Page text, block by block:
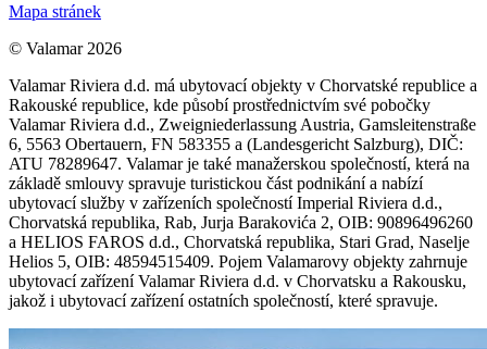
Mapa stránek
© Valamar 2026
Valamar Riviera d.d. má ubytovací objekty v Chorvatské republice a
Rakouské republice, kde působí prostřednictvím své pobočky
Valamar Riviera d.d., Zweigniederlassung Austria, Gamsleitenstraße
6, 5563 Obertauern, FN 583355 a (Landesgericht Salzburg), DIČ:
ATU 78289647. Valamar je také manažerskou společností, která na
základě smlouvy spravuje turistickou část podnikání a nabízí
ubytovací služby v zařízeních společností Imperial Riviera d.d.,
Chorvatská republika, Rab, Jurja Barakovića 2, OIB: 90896496260
a HELIOS FAROS d.d., Chorvatská republika, Stari Grad, Naselje
Helios 5, OIB: 48594515409. Pojem Valamarovy objekty zahrnuje
ubytovací zařízení Valamar Riviera d.d. v Chorvatsku a Rakousku,
jakož i ubytovací zařízení ostatních společností, které spravuje.